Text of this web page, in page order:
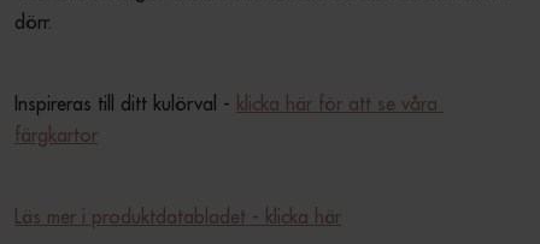
dörr.
Inspireras till ditt kulörval - klicka här för att se våra
färgkartor
Läs mer i produktdatabladet - klicka här